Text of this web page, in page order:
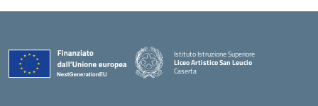
Istituto Istruzione Superiore
Liceo Artistico San Leucio
Caserta